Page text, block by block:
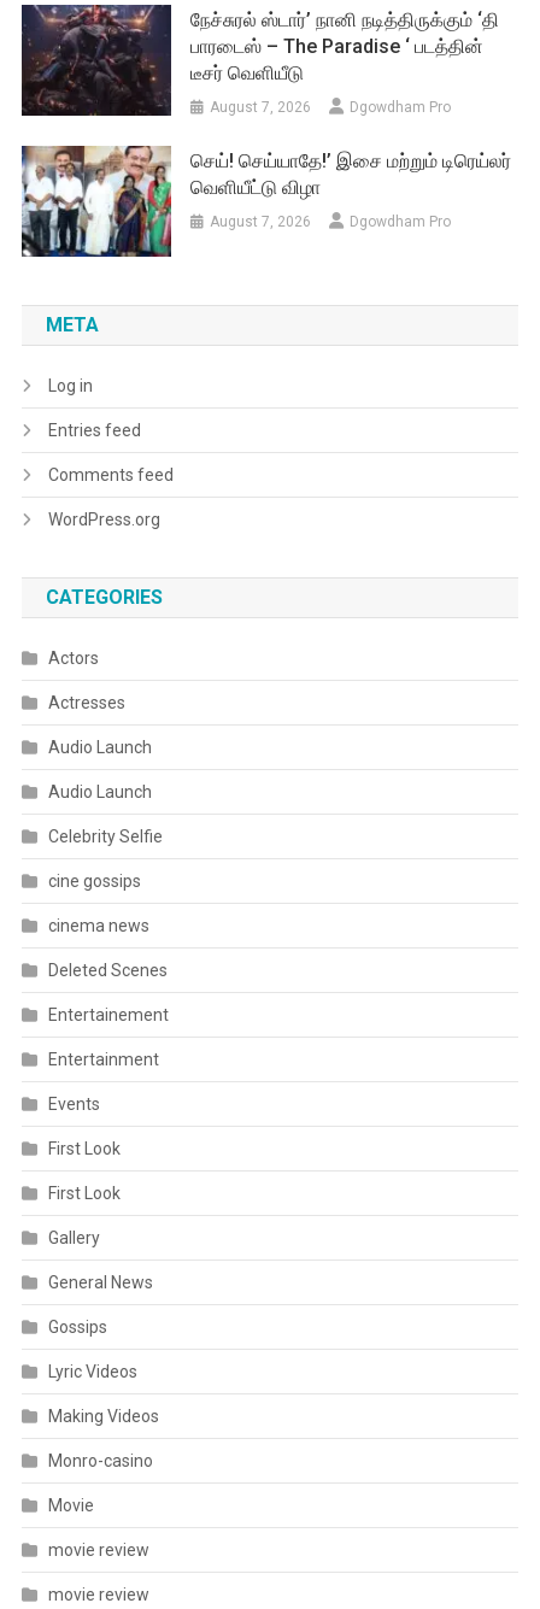
நேச்சுரல் ஸ்டார்’ நானி நடித்திருக்கும் ‘தி
பாரடைஸ் – The Paradise ‘ படத்தின்
டீசர் வெளியீடு
August 7, 2026 Dgowdham Pro
செய்! செய்யாதே!’ இசை மற்றும் டிரெய்லர்
வெளியீட்டு விழா
August 7, 2026 Dgowdham Pro
META
Log in
Entries feed
Comments feed
WordPress.org
CATEGORIES
Actors
Actresses
Audio Launch
Audio Launch
Celebrity Selfie
cine gossips
cinema news
Deleted Scenes
Entertainement
Entertainment
Events
First Look
First Look
Gallery
General News
Gossips
Lyric Videos
Making Videos
Monro-casino
Movie
movie review
movie review